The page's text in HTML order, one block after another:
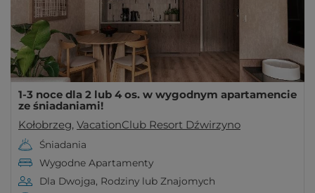
1-3 noce dla 2 lub 4 os. w wygodnym apartamencie
ze śniadaniami!
Kołobrzeg, VacationClub Resort Dźwirzyno
Śniadania
Wygodne Apartamenty
Dla Dwojga, Rodziny lub Znajomych